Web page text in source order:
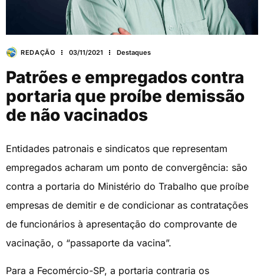
REDAÇÃO 03/11/2021 Destaques
Patrões e empregados contra
portaria que proíbe demissão
de não vacinados
Entidades patronais e sindicatos que representam
empregados acharam um ponto de convergência: são
contra a portaria do Ministério do Trabalho que proíbe
empresas de demitir e de condicionar as contratações
de funcionários à apresentação do comprovante de
vacinação, o “passaporte da vacina”.
Para a Fecomércio-SP, a portaria contraria os